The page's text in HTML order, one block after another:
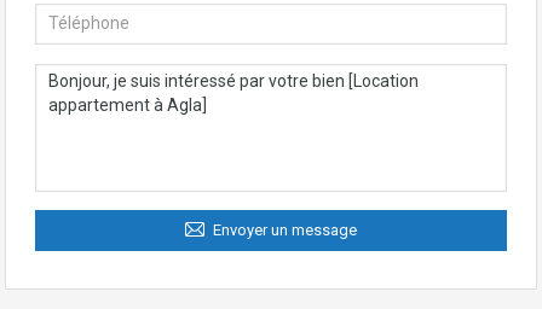
Envoyer un message